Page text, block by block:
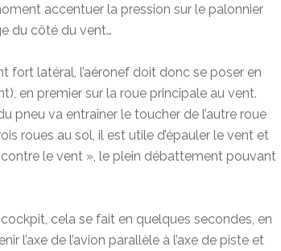
accentuer la pression sur le palonnier
du côté du vent…
fort latéral, l’aéronef doit donc se poser en
en premier sur la roue principale au vent.
pneu va entraîner le toucher de l’autre roue
roues au sol, il est utile d’épauler le vent et
le vent », le plein débattement pouvant
cela se fait en quelques secondes, en
l’axe de l’avion parallèle à l’axe de piste et